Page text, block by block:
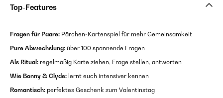
Top-Features
Fragen für Paare: Pärchen-Kartenspiel für mehr Gemeinsamkeit
Pure Abwechslung: über 100 spannende Fragen
Als Ritual: regelmäßig Karte ziehen, Frage stellen, antworten
Wie Bonny & Clyde: lernt euch intensiver kennen
Romantisch: perfektes Geschenk zum Valentinstag